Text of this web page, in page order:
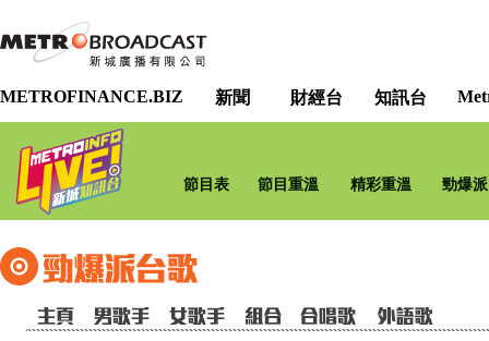
METROFINANCE.BIZ 新聞 財經台 知訊台
節目表 節目重溫 精彩重溫 勁爆